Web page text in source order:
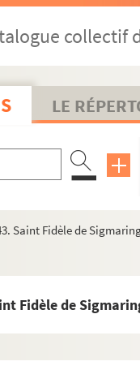
collectif
LE
Saint Fidèle de
Fidèle de
7-204-585. Saint-e-s dont
Fabiole
- Fandila
- Fandila
Fabianus, pape